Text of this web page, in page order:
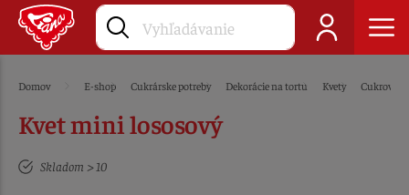
Domov E-shop Cukrárske potreby Dekorácie na tortu Kvety Cukrové
Kvet mini lososový
Skladom > 10